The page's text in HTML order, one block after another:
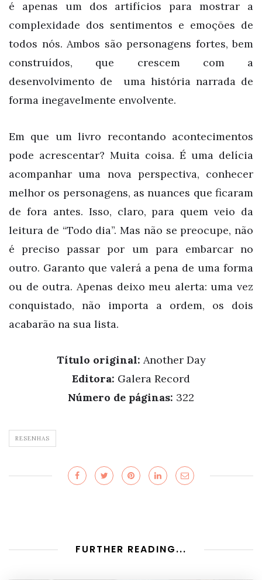
é apenas um dos artifícios para mostrar a
complexidade dos sentimentos e emoções de
todos nós. Ambos são personagens fortes, bem
construídos, que crescem com a
desenvolvimento de uma história narrada de
forma inegavelmente envolvente.
Em que um livro recontando acontecimentos
pode acrescentar? Muita coisa. É uma delícia
acompanhar uma nova perspectiva, conhecer
melhor os personagens, as nuances que ficaram
de fora antes. Isso, claro, para quem veio da
leitura de “Todo dia”. Mas não se preocupe, não
é preciso passar por um para embarcar no
outro. Garanto que valerá a pena de uma forma
ou de outra. Apenas deixo meu alerta: uma vez
conquistado, não importa a ordem, os dois
acabarão na sua lista.
Título original: Another Day
Editora: Galera Record
Número de páginas: 322
RESENHAS
FURTHER READING...